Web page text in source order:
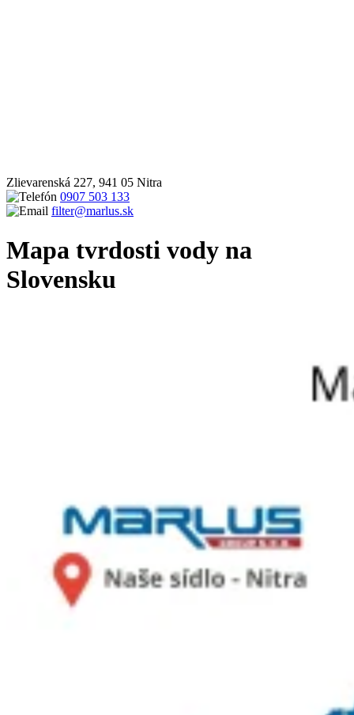
Zlievarenská 227, 941 05 Nitra
0907 503 133
filter@marlus.sk
Mapa tvrdosti vody na
Slovensku